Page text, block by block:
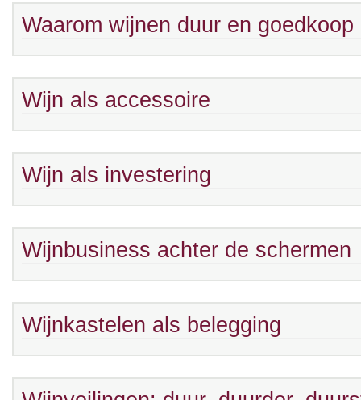
Waarom wijnen duur en goedkoop
Wijn als accessoire
Wijn als investering
Wijnbusiness achter de schermen
Wijnkastelen als belegging